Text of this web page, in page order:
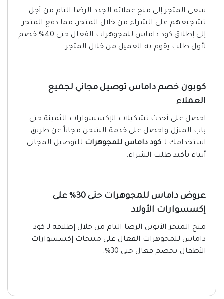
سعى المتجر إلى منح عملائه الجدد الرضا التام من أجل
تشجيعهم على الشراء من خلال المتجر، مما دفع المتجر
إلى إطلاق كود داماس للمجوهرات الفعال حتى 40% خصم
لأول طلب يقوم به العميل من خلال المتجر.
كوبون خصم داماس توصيل مجاني لجميع
العملاء
احصل على أحدث تشكيلات الإكسسوارات الثمينة حتى
باب المنزل واحصل على خدمة الشحن مجاناً عن طريق
استخدامك لـ كود داماس للمجوهرات للتوصيل المجاني
أثناء تأكيد طلب الشراء.
عروض داماس للمجوهرات حتى 30% على
إكسسوارات الأولاد
منح المتجر الأبوين الرضا التام من خلال إطلاقه لـ كود
داماس للمجوهرات الفعال على منتجات إكسسوارات
الأطفال بخصم فعال حتى 30%.